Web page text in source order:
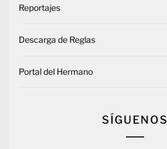
Reportajes
Descarga de Reglas
Portal del Hermano
SÍGUENOS